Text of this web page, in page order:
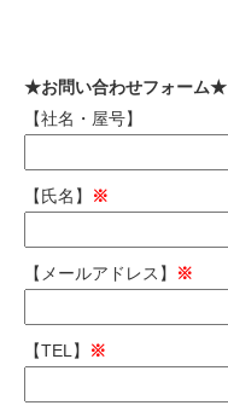
★お問い合わせフォーム★
【社名・屋号】
【氏名】 ※
【メールアドレス】 ※
【TEL】 ※